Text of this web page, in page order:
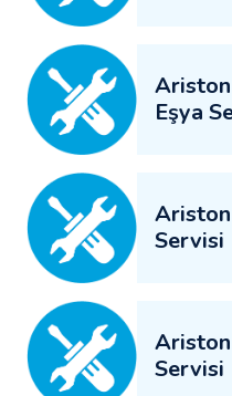
Eşya
Servisi
Ariston
Servisi